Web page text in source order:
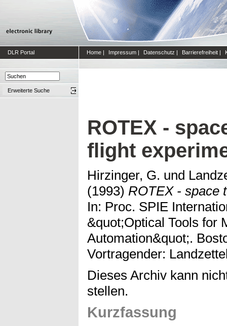
DLR Portal Home | Impressum | Datenschutz | Barrierefreiheit |
Erweiterte Suche
ROTEX -
flight
Hirzinger, G. und
(1993) ROTEX - space
In: Proc. SPIE
&quot;Optical Tools for
Automation&quot;.
Vortragender:
Dieses Archiv kann
stellen.
Kurzfassung